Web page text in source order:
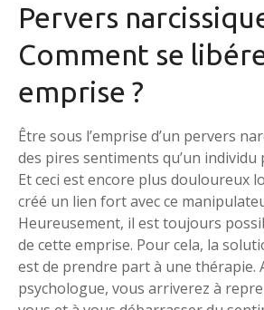
Pervers
Comment se
emprise ?
Être sous l’emprise d’un pervers
des pires sentiments qu’un individu
Et ceci est encore plus douloureux
créé un lien fort avec ce
Heureusement, il est toujours
de cette emprise. Pour cela, la
est de prendre part à une thérapie.
psychologue, vous arriverez à